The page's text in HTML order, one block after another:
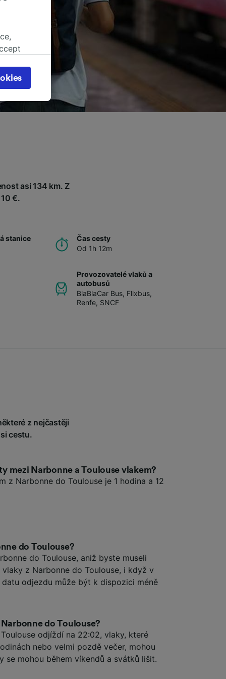
asi 134 km. Z
€.
stanice
Čas cesty
Od 1h 12m
Provozovatelé vlaků a
autobusů
BlaBlaCar Bus, Flixbus,
Renfe, SNCF
z nejčastěji
cestu.
mezi Narbonne a Toulouse vlakem?
z Narbonne do Toulouse je 1 hodina a 12
do Toulouse?
do Toulouse, aniž byste museli
z Narbonne do Toulouse, i když v
odjezdu může být k dispozici méně
do Toulouse?
odjíždí na 22:02, vlaky, které
nebo velmi pozdě večer, mohou
se mohou během víkendů a svátků lišit.
page.